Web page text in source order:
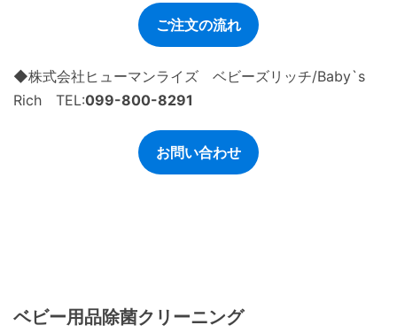
ご注文の流れ
◆株式会社ヒューマンライズ ベビーズリッチ/Baby`s
Rich TEL:099-800-8291
お問い合わせ
ベビー用品除菌クリーニング